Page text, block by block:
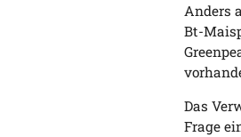
Anders
Bt-
Das
Frage